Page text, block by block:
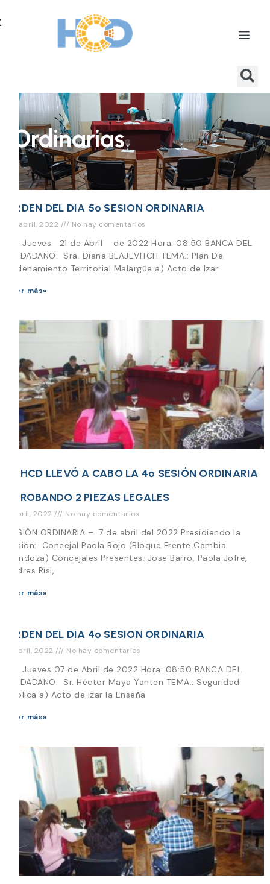
Ordinarias
ORDEN DEL DIA 5º SESION ORDINARIA
20 abril, 2022 No hay comentarios
Día Jueves 21 de Abril de 2022 Hora: 08:50 BANCA DEL
CIUDADANO: Sra. Diana BLAJEVITCH TEMA.: Plan De
Ordenamiento Territorial Malargüe a) Acto de Izar
Leer más»
EL HCD LLEVÓ A CABO LA 4º SESIÓN ORDINARIA
APROBANDO 2 PIEZAS LEGALES
7 abril, 2022 No hay comentarios
SESIÓN ORDINARIA – 7 de abril del 2022 Presidiendo la
Sesión: Concejal Paola Rojo (Bloque Frente Cambia
Mendoza) Concejales Presentes: Jose Barro, Paola Jofre,
Andres Risi,
Leer más»
ORDEN DEL DIA 4º SESION ORDINARIA
6 abril, 2022 No hay comentarios
Día Jueves 07 de Abril de 2022 Hora: 08:50 BANCA DEL
CIUDADANO: Sr. Héctor Maya Yanten TEMA.: Seguridad
Pública a) Acto de Izar la Enseña
Leer más»